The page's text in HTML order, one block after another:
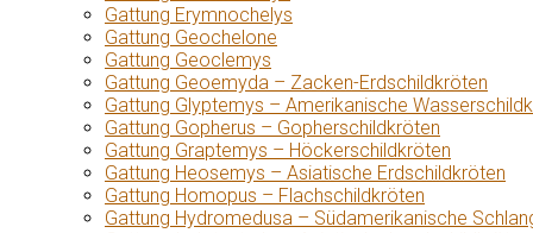
Gattung Erymnochelys
Gattung Geochelone
Gattung Geoclemys
Gattung Geoemyda – Zacken-Erdschildkröten
Gattung Glyptemys – Amerikanische
Gattung Gopherus – Gopherschildkröten
Gattung Graptemys – Höckerschildkröten
Gattung Heosemys – Asiatische Erdschildkröten
Gattung Homopus – Flachschildkröten
Gattung Hydromedusa – Südamerikanische